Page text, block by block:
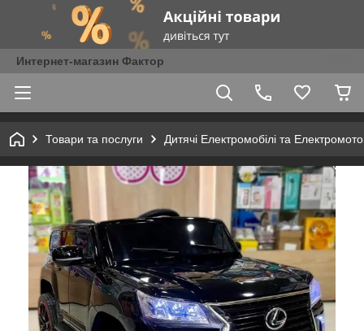
Интернет-магазин Фактор
Товари та послуги Дитячі Електромобілі та